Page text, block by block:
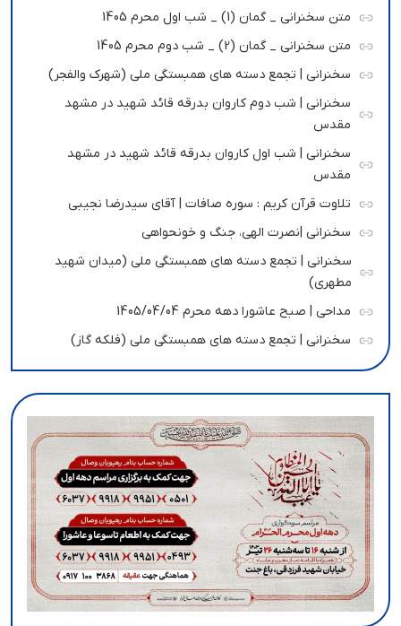
متن سخنرانی _ گمان (1) _ شب اول محرم 1405
متن سخنرانی _ گمان (2) _ شب دوم محرم 1405
سخنرانی | تجمع دسته های همبستگی ملی (شهرک والفجر)
سخنرانی | شب دوم کاروان بدرقه قائد شهید در مشهد
مقدس
سخنرانی | شب اول کاروان بدرقه قائد شهید در مشهد
مقدس
تلاوت قرآن کریم : سوره صافات | آقای سیدرضا نجیبی
سخنرانی |نصرت الهی، جنگ و خونحواهی
سخنرانی | تجمع دسته های همبستگی ملی (میدان شهید
مطهری)
مداحی | صبح عاشورا دهه محرم 1405/04/04
سخنرانی | تجمع دسته های همبستگی ملی (فلکه گاز)